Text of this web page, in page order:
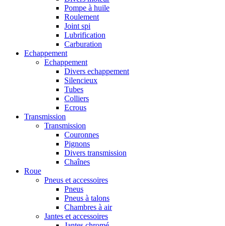
Pompe à huile
Roulement
Joint spi
Lubrification
Carburation
Echappement
Echappement
Divers echappement
Silencieux
Tubes
Colliers
Ecrous
Transmission
Transmission
Couronnes
Pignons
Divers transmission
Chaînes
Roue
Pneus et accessoires
Pneus
Pneus à talons
Chambres à air
Jantes et accessoires